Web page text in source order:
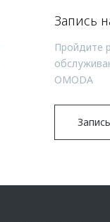
Запись
Пройдите
OMODA